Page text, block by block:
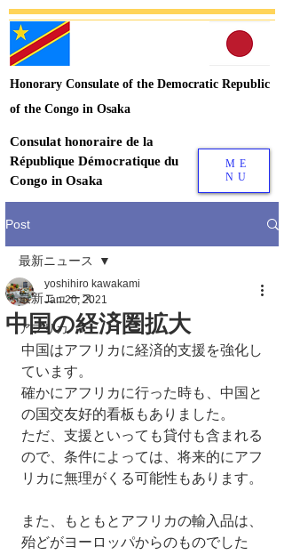
Honorary Consulate of the Democratic Republic
of the Congo in Osaka
Consulat honoraire de la
République Démocratique du
Congo in Osaka
ME
NU
Post
最新ニュース
アフリカ
最新ニュース
中国の経済圏拡大
yoshihiro kawakami
Jan 20, 2021
中国はアフリカに経済的支援を強化し
ています。
確かにアフリカに行った時も、中国と
の国交友好的看板もありました。
ただ、支援といっても貸付も含まれる
ので、条件によっては、将来的にアフ
リカに無理がくる可能性もあります。
また、もともとアフリカの輸入品は、
殆どがヨーロッパからのものでした